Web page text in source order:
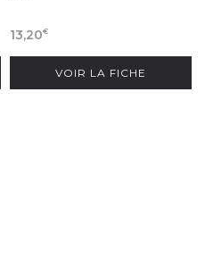
13,20€
VOIR LA FICHE